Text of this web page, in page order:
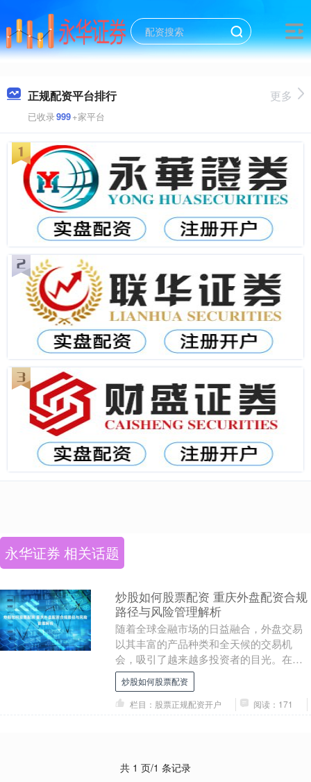
正规配资平台排行
已收录999+家平台
更多
永华证券 相关话题
炒股如何股票配资 重庆外盘配资合规
路径与风险管理解析
随着全球金融市场的日益融合，外盘交易
以其丰富的产品种类和全天候的交易机
会，吸引了越来越多投资者的目光。在这
一背景下，重庆作为西部金融中心的重要
支点，其投资者参与....
炒股如何股票配资
栏目：股票正规配资开户
阅读：171
共 1 页/1 条记录